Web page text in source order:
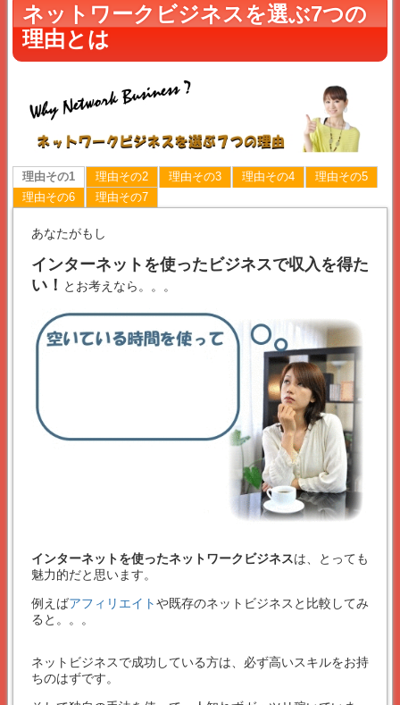
ネットワークビジネスを選ぶ7つの
理由とは
理由その1 理由その2 理由その3 理由その4
理由その5
理由その6
理由その7
あなたがもし
インターネットを使ったビジネスで収入を得た
い！ とお考えなら。。。
インターネットを使ったネットワークビジネスは、とっても
魅力的だと思います。
例えばアフィリエイトや既存のネットビジネスと比較してみ
ると。。。
ネットビジネスで成功している方は、必ず高いスキルをお持
ちのはずです。